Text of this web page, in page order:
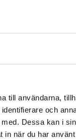
till användarna,
och
Dessa kan i
in när du har